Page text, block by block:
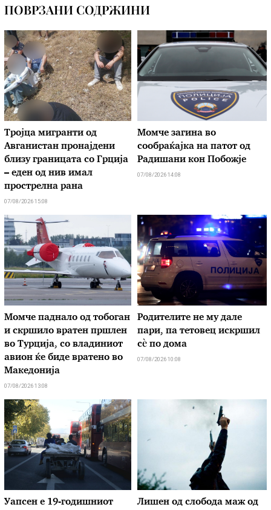
ПОВРЗАНИ СОДРЖИНИ
Тројца мигранти од
Авганистан пронајдени
близу границата со Грција
– еден од нив имал
прострелна рана
07/08/2026 15:08
Момче загина во
сообраќајка на патот од
Радишани кон Побожје
07/08/2026 14:08
Момче паднало од тобоган
и скршило вратен пршлен
во Турција, со владиниот
авион ќе биде вратено во
Македонија
07/08/2026 13:08
Родителите не му дале
пари, па тетовец искршил
сѐ по дома
07/08/2026 10:08
Уапсен е 19-годишниот
Лишен од слобода маж од